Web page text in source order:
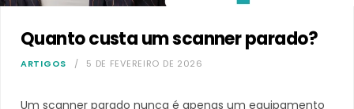
Quanto custa um scanner parado?
ARTIGOS 5 DE FEVEREIRO DE 2026
Um scanner parado nunca é apenas um equipamento